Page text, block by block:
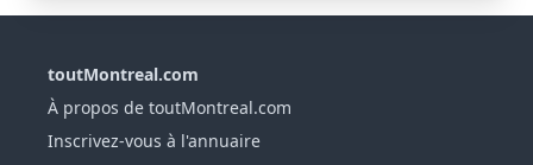
toutMontreal.com
À propos de toutMontreal.com
Inscrivez-vous à l'annuaire